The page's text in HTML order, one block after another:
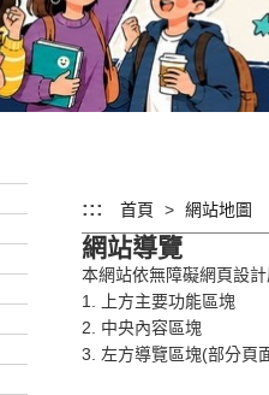
::: 首頁 網站地圖
網站導覽
本網站依無障礙網頁設
1. 上方主要功能區塊
2. 中央內容區塊
3. 左方導覽區塊(部分頁